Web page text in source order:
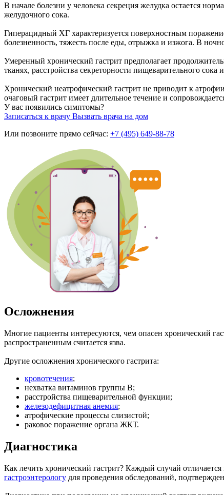
В начале болезни у человека секреция желудка остается
желудочного сока.
Гиперацидный ХГ характеризуется поверхностным
болезненность, тяжесть после еды, отрыжка и изжога. В
Умеренный хронический гастрит предполагает
тканях, расстройства секреторности пищеварительного сока
Хронический неатрофический гастрит не приводит к
очаговый гастрит имеет длительное течение и
У вас появились симптомы?
Записаться к врачу Вызвать врача на дом
Или позвоните прямо сейчас: +7 (495) 649-88-78
Осложнения
Многие пациенты интересуются, чем опасен хронический
распространенным считается язва.
Другие осложнения хронического гастрита:
кровотечения;
нехватка витаминов группы В;
расстройства пищеварительной функции;
железодефицитная анемия;
атрофические процессы слизистой;
раковое поражение органа ЖКТ.
Диагностика
Как лечить хронический гастрит? Каждый случай
гастроэнтерологу для проведения обследований,